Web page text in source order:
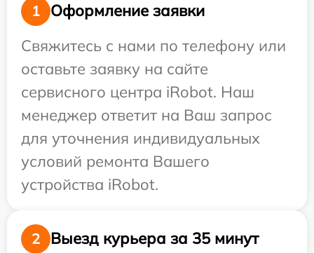
1
Оформление заявки
Свяжитесь с нами по телефону или
оставьте заявку на сайте
сервисного центра iRobot. Наш
менеджер ответит на Ваш запрос
для уточнения индивидуальных
условий ремонта Вашего
устройства iRobot.
2
Выезд курьера за 35 минут